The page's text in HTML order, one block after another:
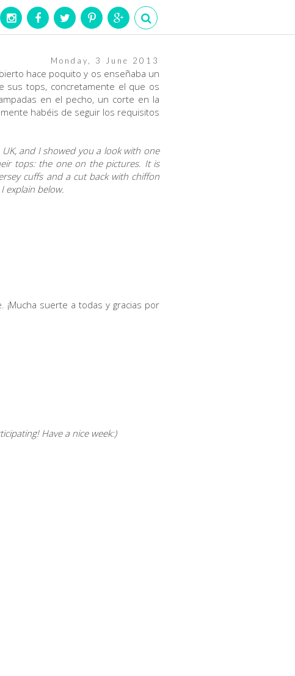
Monday, 3 June 2013
hace poquito y os enseñaba un
sus tops, concretamente el que os
en el pecho, un corte en la
habéis de seguir los requisitos
and I showed you a look with one
tops: the one on the pictures. It is
cuffs and a cut back with chiffon
explain below.
suerte a todas y gracias por
Have a nice week:)